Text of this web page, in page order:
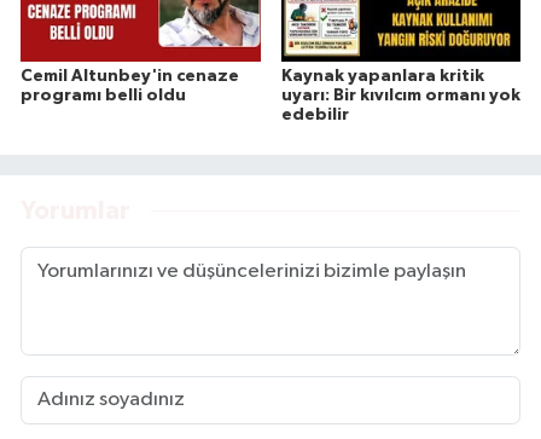
Cemil Altunbey'in cenaze
programı belli oldu
Kaynak yapanlara kritik
uyarı: Bir kıvılcım ormanı yok
edebilir